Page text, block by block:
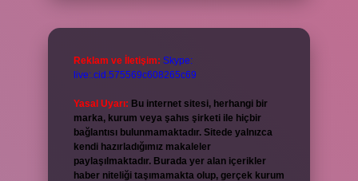
Reklam ve İletişim: Skype:
live:.cid.575569c608265c69
Yasal Uyarı: Bu internet sitesi, herhangi bir
marka, kurum veya şahıs şirketi ile hiçbir
bağlantısı bulunmamaktadır. Sitede yalnızca
kendi hazırladığımız makaleler
paylaşılmaktadır. Burada yer alan içerikler
haber niteliği taşımamakta olup, gerçek kurum